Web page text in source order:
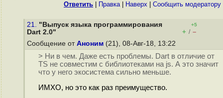
Ответить Правка| Наверх Cообщить модератору
21. "Выпуск языка программирования
Dart 2.0"
+5
+ / –
Сообщение от Аноним (21), 08-Авг-18, 13:22
> Ни в чем. Даже есть проблемы. Dart в отличие от
TS не совместим с библиотеками на js. А это значит
что у него экосистема сильно меньше.
ИМХО, но это как раз преимущество.